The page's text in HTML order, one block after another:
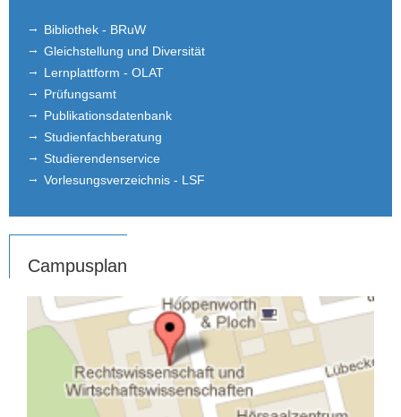
Bibliothek - BRuW
Gleichstellung und Diversität
Lernplattform - OLAT
Prüfungsamt
Publikationsdatenbank
Studienfachberatung
Studierendenservice
Vorlesungsverzeichnis - LSF
Campusplan